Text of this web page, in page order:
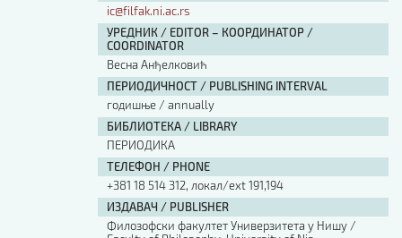
ic@filfak.ni.ac.rs
УРЕДНИК / EDITOR – КООРДИНАТОР /
COORDINATOR
Весна Анђелковић
ПЕРИОДИЧНОСТ / PUBLISHING INTERVAL
годишње / annually
БИБЛИОТЕКА / LIBRARY
ПЕРИОДИКА
ТЕЛЕФОН / PHONE
+381 18 514 312, локал/ext 191,194
ИЗДАВАЧ / PUBLISHER
Филозофски факултет Универзитета у Нишу /